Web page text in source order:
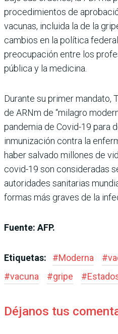
procedimientos de
vacunas, incluida la de la
cambios en la política
preocupación entre los
pública y la medicina.
Durante su primer mandato,
de ARNm de “milagro
pandemia de Covid-19 para
inmunización contra la
haber salvado millones de
covid-19 son consideradas
autoridades sanitarias
formas más graves de la
Fuente: AFP.
Etiquetas: #Moderna #
#vacuna #gripe #
Déjanos tus